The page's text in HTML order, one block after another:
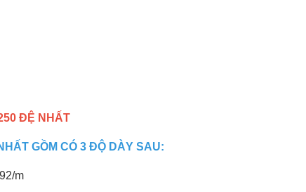
ĐỆ NHẤT
GỒM CÓ 3 ĐỘ DÀY SAU:
m